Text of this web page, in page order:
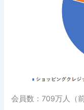
会員数：709万人（